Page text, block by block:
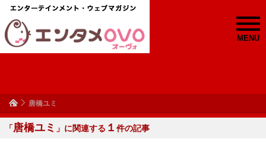
MENU
唐橋ユミ
「唐橋ユミ 」に関連する １ 件の記事